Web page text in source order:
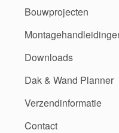
Bouwprojecten
Downloads
Dak & Wand Planner
Verzendinformatie
Contact